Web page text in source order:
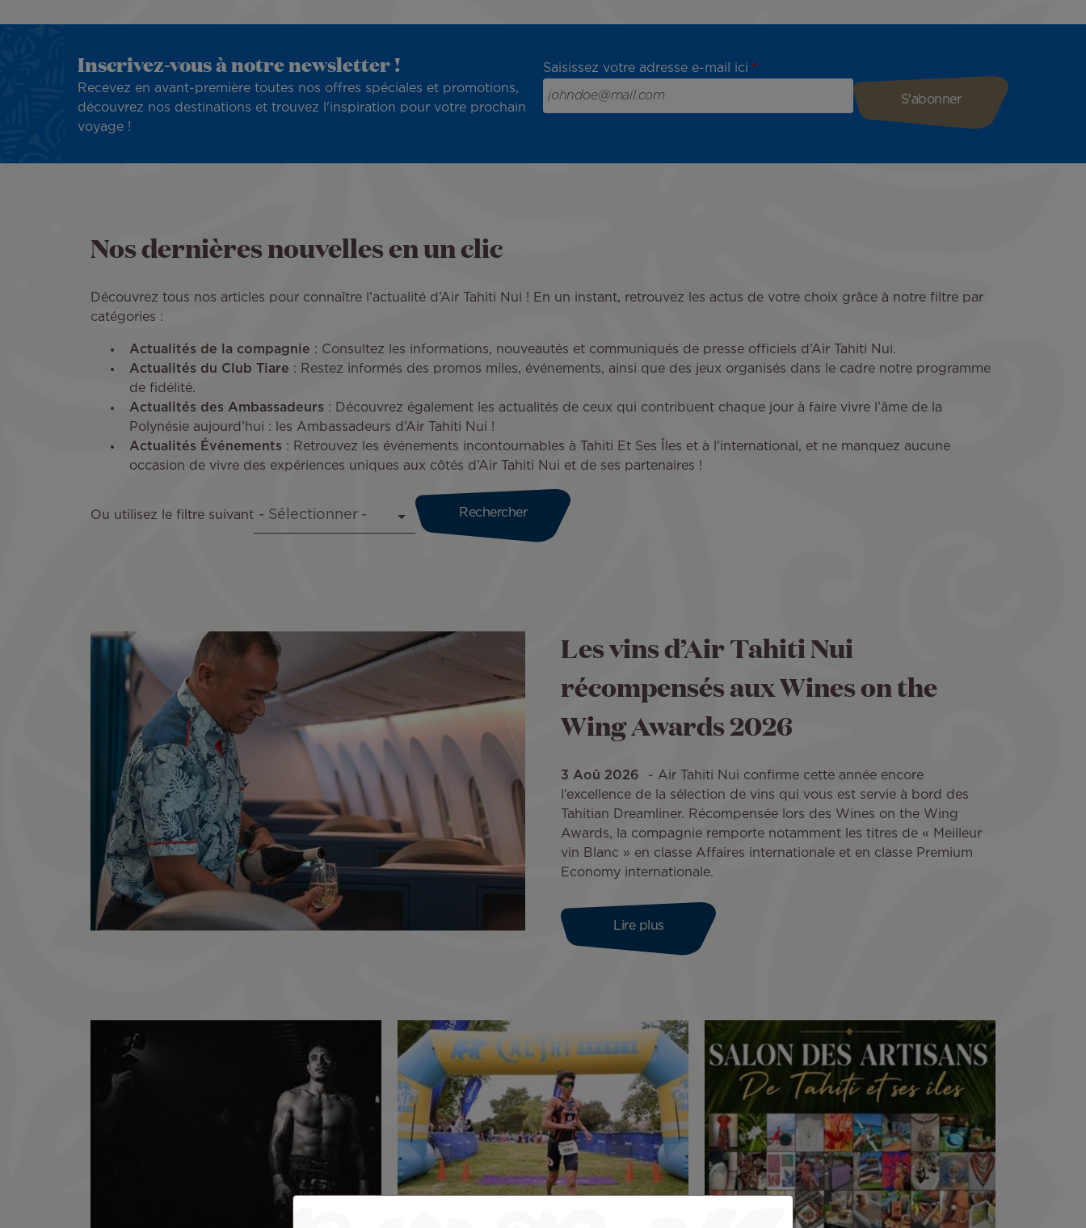
Inscrivez-vous à notre newsletter !
Recevez en avant-première toutes nos offres spéciales et promotions,
découvrez nos destinations et trouvez l'inspiration pour votre prochain
voyage !
Saisissez votre adresse e-mail ici
Nos dernières nouvelles en un clic
Découvrez tous nos articles pour connaître l’actualité d’Air Tahiti Nui ! En un instant, retrouvez les actus de votre choix grâce à notre filtre par
catégories :
Actualités de la compagnie : Consultez les informations, nouveautés et communiqués de presse officiels d’Air Tahiti Nui.
Actualités du Club Tiare : Restez informés des promos miles, événements, ainsi que des jeux organisés dans le cadre notre programme
de fidélité.
Actualités des Ambassadeurs : Découvrez également les actualités de ceux qui contribuent chaque jour à faire vivre l’âme de la
Polynésie aujourd’hui : les Ambassadeurs d’Air Tahiti Nui !
Actualités Événements : Retrouvez les événements incontournables à Tahiti Et Ses Îles et à l’international, et ne manquez aucune
occasion de vivre des expériences uniques aux côtés d’Air Tahiti Nui et de ses partenaires !
Ou utilisez le filtre suivant
Les vins d’Air Tahiti Nui
récompensés aux Wines on the
Wing Awards 2026
3 Aoû 2026
Air Tahiti Nui confirme cette année encore
l’excellence de la sélection de vins qui vous est servie à bord des
Tahitian Dreamliner. Récompensée lors des Wines on the Wing
Awards, la compagnie remporte notamment les titres de « Meilleur
vin Blanc » en classe Affaires internationale et en classe Premium
Economy internationale.
Lire plus